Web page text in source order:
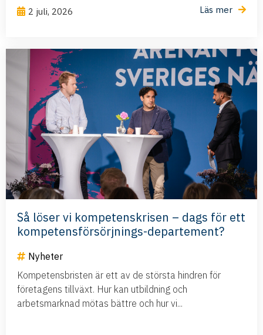
2 juli, 2026 Läs mer
Så löser vi kompetenskrisen – dags för ett
kompetensförsörjnings-departement?
Nyheter
Kompetensbristen är ett av de största hindren för
företagens tillväxt. Hur kan utbildning och
arbetsmarknad mötas bättre och hur vi...